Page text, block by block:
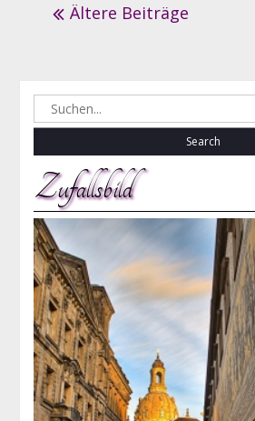
Navigation
Ältere Beiträge
Search
for:
Zufallsbild